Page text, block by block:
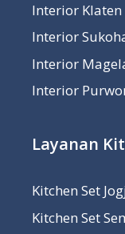
Interior Klaten
Interior
Interior
Interior
Layanan
Kitchen Set
Kitchen Set